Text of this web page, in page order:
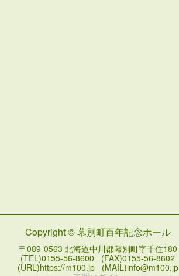
Copyright © 幕別町百年記念ホール
〒089-0563 北海道中川郡幕別町字千住180
(TEL)0155-56-8600 (FAX)0155-56-8602
(URL)https://m100.jp (MAIL)info@m100.jp